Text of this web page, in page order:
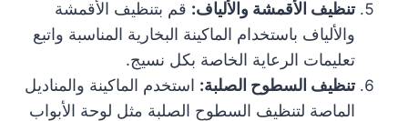
تنظيف الأقمشة والألياف: قم بتنظيف الأقمشة
والألياف باستخدام الماكينة البخارية المناسبة واتبع
تعليمات الرعاية الخاصة بكل نسيج.
تنظيف السطوح الصلبة: استخدم الماكينة والمناديل
الماصة لتنظيف السطوح الصلبة مثل لوحة الأبواب